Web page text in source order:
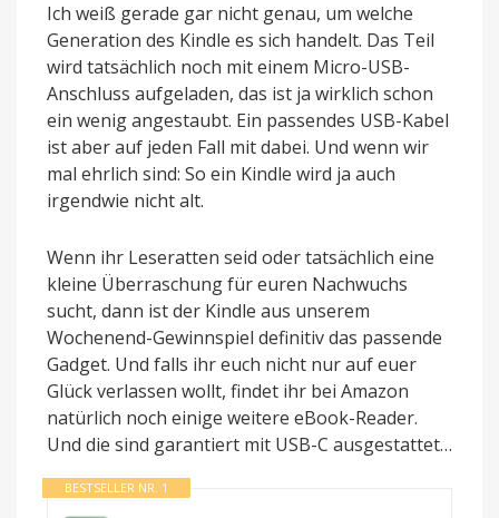
Ich weiß gerade gar nicht genau, um welche
Generation des Kindle es sich handelt. Das Teil
wird tatsächlich noch mit einem Micro-USB-
Anschluss aufgeladen, das ist ja wirklich schon
ein wenig angestaubt. Ein passendes USB-Kabel
ist aber auf jeden Fall mit dabei. Und wenn wir
mal ehrlich sind: So ein Kindle wird ja auch
irgendwie nicht alt.
Wenn ihr Leseratten seid oder tatsächlich eine
kleine Überraschung für euren Nachwuchs
sucht, dann ist der Kindle aus unserem
Wochenend-Gewinnspiel definitiv das passende
Gadget. Und falls ihr euch nicht nur auf euer
Glück verlassen wollt, findet ihr bei Amazon
natürlich noch einige weitere eBook-Reader.
Und die sind garantiert mit USB-C ausgestattet…
BESTSELLER NR. 1